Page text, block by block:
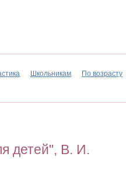
Школьникам По возрасту
детей", В. И.